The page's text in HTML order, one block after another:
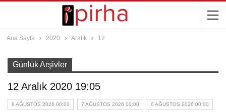
Ana Sayfa 2020 Aralık 12
Günlük Arşivler
12 Aralık 2020 19:05
8 AĞUSTOS 2026 00:00 7 AĞUSTOS 2026 00:00 6 AĞUSTOS 2026 00:00